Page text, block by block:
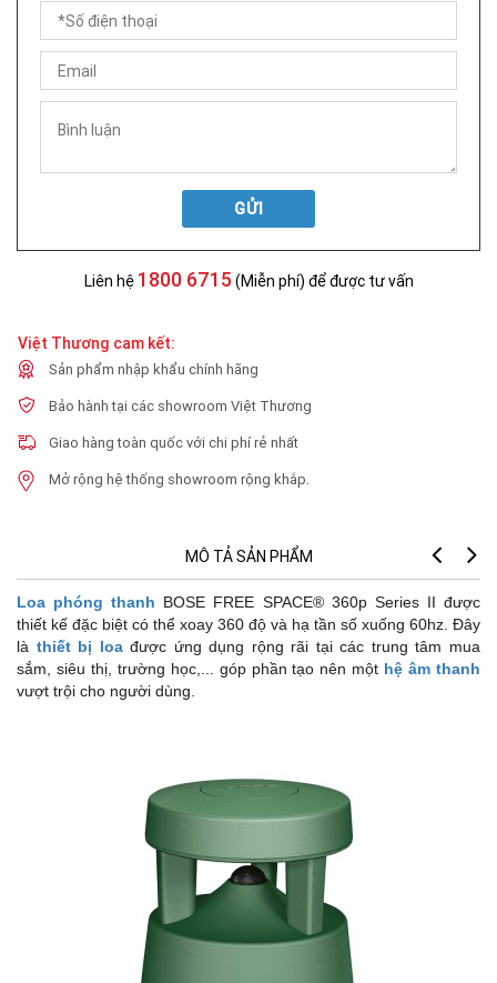
GỬI
Liên hệ 1800 6715 (Miễn phí) để được tư vấn
Việt Thương cam kết:
Sản phẩm nhập khẩu chính hãng
Bảo hành tại các showroom Việt Thương
Giao hàng toàn quốc với chi phí rẻ nhất
Mở rộng hệ thống showroom rộng khắp.
MÔ TẢ SẢN PHẨM
Loa phóng thanh BOSE FREE SPACE® 360p Series II được
thiết kế đặc biệt có thể xoay 360 độ và hạ tần số xuống 60hz. Đây
là thiết bị loađược ứng dụng rộng rãi tại các trung tâm mua
sắm, siêu thị, trường học,... góp phần tạo nên một hệ âm thanh
vượt trội cho người dùng.